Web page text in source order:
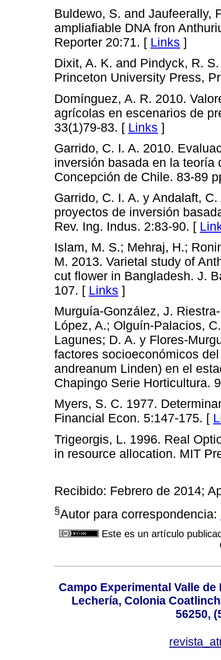
Buldewo, S. and Jaufeerally,
ampliafiable DNA fron
Reporter 20:71. [ Links ]
Dixit, A. K. and Pindyck, R.
Princeton University Press,
Domínguez, A. R. 2010.
agrícolas en escenarios de
33(1)79-83. [ Links ]
Garrido, C. I. A. 2010.
inversión basada en la teoría
Concepción de Chile. 83-89
Garrido, C. I. A. y Andalaft,
proyectos de inversión
Rev. Ing. Indus. 2:83-90. [
Islam, M. S.; Mehraj, H.;
M. 2013. Varietal study of
cut flower in Bangladesh. J.
107. [ Links ]
Murguía-González, J.
López, A.; Olguín-Palacios,
Lagunes; D. A. y Flores-
factores socioeconómicos
andreanum Linden) en el
Chapingo Serie Horticultura.
Myers, S. C. 1977.
Financial Econ. 5:147-175. [
Trigeorgis, L. 1996. Real
in resource allocation. MIT
Recibido: Febrero de 2014;
§Autor para correspondencia:
Este es un artículo
Campo Experimental Valle
Lechería, Colonia
56250,